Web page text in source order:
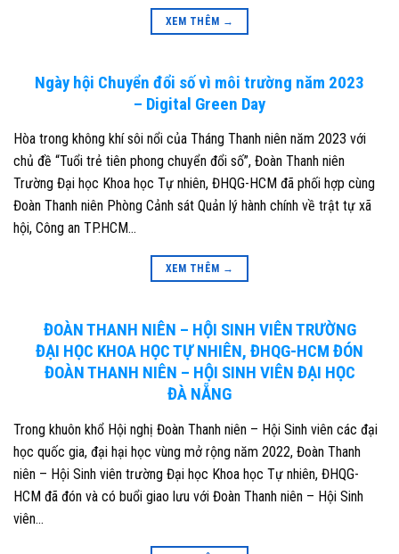
XEM THÊM →
Ngày hội Chuyển đổi số vì môi trường năm 2023
– Digital Green Day
Hòa trong không khí sôi nổi của Tháng Thanh niên năm 2023 với
chủ đề “Tuổi trẻ tiên phong chuyển đổi số”, Đoàn Thanh niên
Trường Đại học Khoa học Tự nhiên, ĐHQG-HCM đã phối hợp cùng
Đoàn Thanh niên Phòng Cảnh sát Quản lý hành chính về trật tự xã
hội, Công an TP.HCM…
XEM THÊM →
ĐOÀN THANH NIÊN – HỘI SINH VIÊN TRƯỜNG
ĐẠI HỌC KHOA HỌC TỰ NHIÊN, ĐHQG-HCM ĐÓN
ĐOÀN THANH NIÊN – HỘI SINH VIÊN ĐẠI HỌC
ĐÀ NẴNG
Trong khuôn khổ Hội nghị Đoàn Thanh niên – Hội Sinh viên các đại
học quốc gia, đại hại học vùng mở rộng năm 2022, Đoàn Thanh
niên – Hội Sinh viên trường Đại học Khoa học Tự nhiên, ĐHQG-
HCM đã đón và có buổi giao lưu với Đoàn Thanh niên – Hội Sinh
viên…